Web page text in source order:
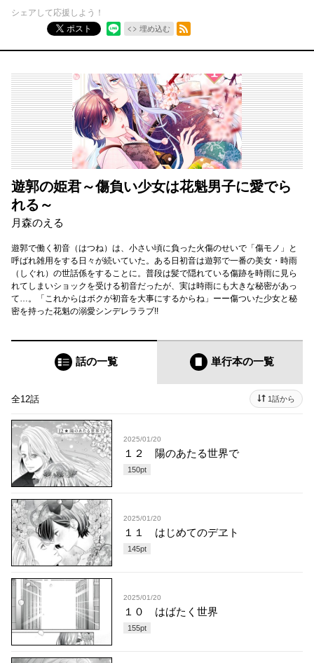
シェアして応援しよう！
ポスト
埋め込む
RSSフィード
遊郭の姫君～傷負い少女は花魁男子に愛でら
れる～
月森のえる
遊郭で働く初音（はつね）は、小さい頃に負った火傷のせいで「傷モノ」と
呼ばれ雑用をする日々が続いていた。ある日初音は遊郭で一番の美女・時雨
（しぐれ）の世話係をすることに。普段は髪で隠れている傷跡を時雨に見ら
れてしまいショックを受ける初音だったが、実は時雨にも大きな秘密があっ
て…。「これからはボクが初音を大事にするからね」ーー傷ついた少女と秘
密を持った花魁の溺愛シンデレララブ!!
話の一覧 単行本の一覧
全12話 1話から
2025/01/20
１２ 陽のあたる世界で
150pt
2025/01/20
１１ はじめてのデヱト
145pt
2025/01/20
１０ はばたく世界
155pt